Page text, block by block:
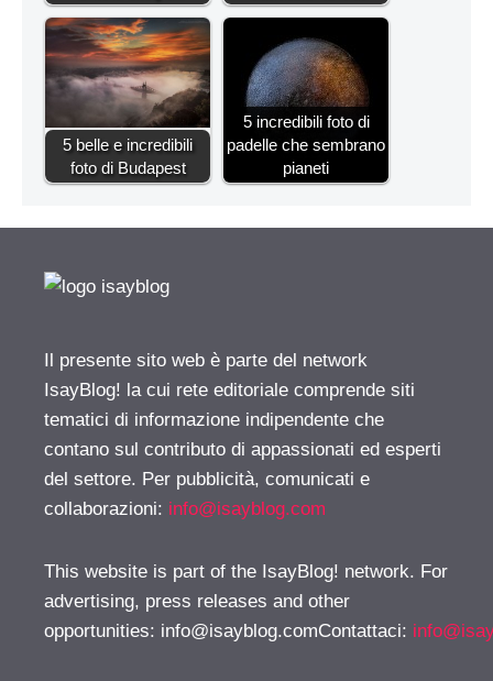
5 belle e incredibili
foto di Budapest
5 incredibili foto di
padelle che sembrano
pianeti
Il presente sito web è parte del network
IsayBlog! la cui rete editoriale comprende siti
tematici di informazione indipendente che
contano sul contributo di appassionati ed esperti
del settore. Per pubblicità, comunicati e
collaborazioni: info@isayblog.com
This website is part of the IsayBlog! network. For
advertising, press releases and other
opportunities: info@isayblog.comContattaci: